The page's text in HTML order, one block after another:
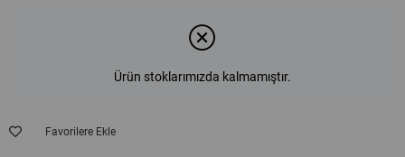
Ürün stoklarımızda kalmamıştır.
Favorilere Ekle